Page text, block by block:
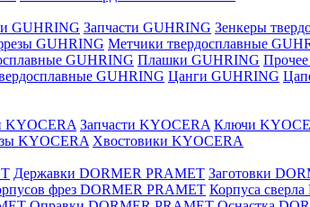
GUHRING Запчасти GUHRING Зенкеры
GUHRING Метчики твердосплавные
GUHRING Плашки GUHRING
GUHRING Цанги GUHRING
KYOCERA Запчасти KYOCERA Ключи
KYOCERA Хвостовики KYOCERA
Державки DORMER PRAMET Заготовки
фрез DORMER PRAMET Корпуса